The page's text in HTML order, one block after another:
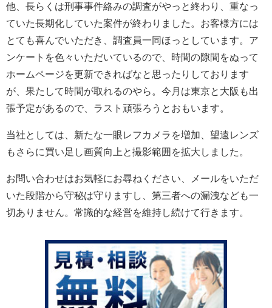
他、長らくは刑事事件絡みの調査がやっと終わり、重なっ
ていた長期化していた案件が終わりました。お客様方には
とても喜んでいただき、調査員一同ほっとしています。ア
ンケートを色々いただいているので、時間の隙間をぬって
ホームページを更新できればなと思ったりしております
が、果たして時間が取れるのやら。今月は東京と大阪も出
張予定があるので、ラスト頑張ろうとおもいます。
当社としては、新たな一眼レフカメラを増加、望遠レンズ
もさらに買い足し画質向上と撮影範囲を拡大しました。
お問い合わせはお気軽にお尋ねください、メールをいただ
いた段階から守秘は守りますし、第三者への漏洩なども一
切ありません。常識的な経営を維持し続けて行きます。